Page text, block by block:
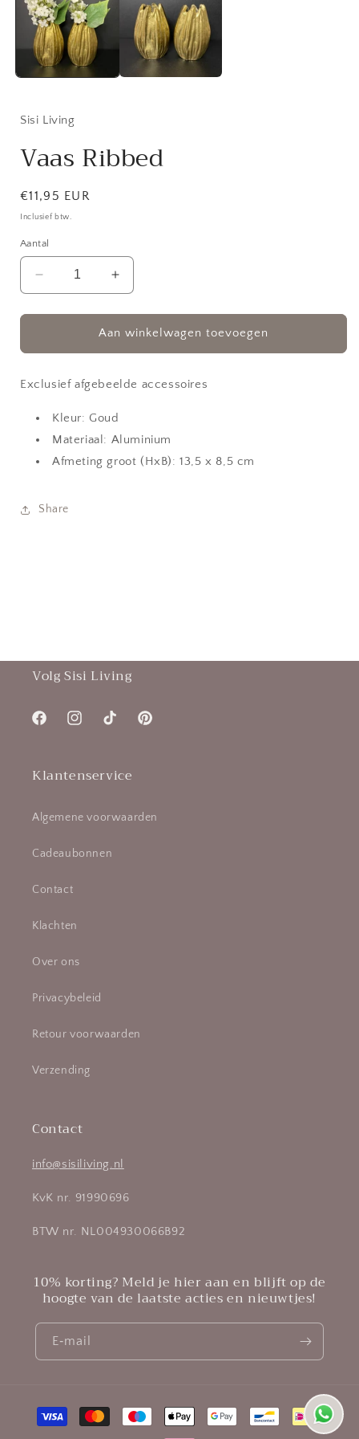
modaal
Sisi Living
Vaas Ribbed
Normale
prijs
€11,95 EUR
Inclusief btw.
Aantal
Aantal
verlagen
voor
Aantal
verhogen
voor
Vaas
Aan winkelwagen toevoegen
Exclusief afgebeelde accessoires
Kleur: Goud
Materiaal: Aluminium
Afmeting groot (HxB): 13,5 x 8,5 cm
Share
Volg Sisi Living
FacebookInstagramTikTok Pinterest
Klantenservice
Algemene voorwaarden
Cadeaubonnen
Contact
Klachten
Over ons
Privacybeleid
Retour voorwaarden
Verzending
Contact
info@sisiliving.nl
KvK nr. 91990696
BTW nr. NL004930066B92
10% korting? Meld je hier aan en blijft op de
hoogte van de laatste acties en nieuwtjes!
E‑mail
Betaalmethoden